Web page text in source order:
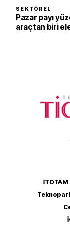
SEKTÖREL
Pazar payı
araçtan biri
İTOTAM